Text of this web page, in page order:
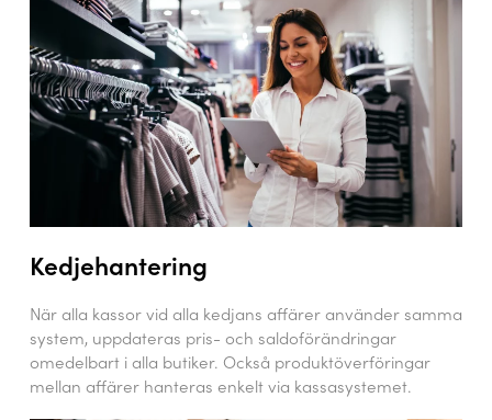
Kedjehantering
När alla kassor vid alla kedjans affärer använder samma
system, uppdateras pris- och saldoförändringar
omedelbart i alla butiker. Också produktöverföringar
mellan affärer hanteras enkelt via kassasystemet.